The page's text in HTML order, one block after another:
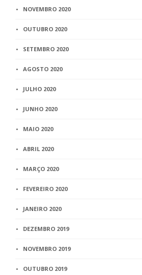
NOVEMBRO 2020
OUTUBRO 2020
SETEMBRO 2020
AGOSTO 2020
JULHO 2020
JUNHO 2020
MAIO 2020
ABRIL 2020
MARÇO 2020
FEVEREIRO 2020
JANEIRO 2020
DEZEMBRO 2019
NOVEMBRO 2019
OUTUBRO 2019